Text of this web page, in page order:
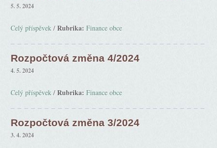
5. 5. 2024
Celý příspěvek /Rubrika: Finance obce
Rozpočtová změna 4/2024
4. 5. 2024
Celý příspěvek /Rubrika: Finance obce
Rozpočtová změna 3/2024
3. 4. 2024